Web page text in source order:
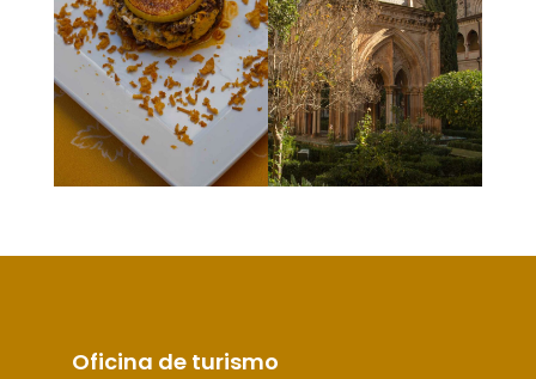
Oficina de turismo